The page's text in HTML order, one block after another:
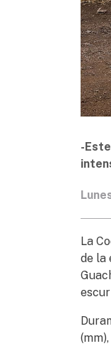
-
La
de la